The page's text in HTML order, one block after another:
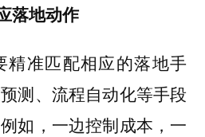
落地动作
精准匹配相应的落地手
测、流程自动化等手段
如，一边控制成本，一